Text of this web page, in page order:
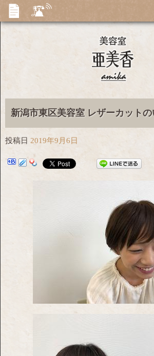
新潟市東区美容室 レザーカット
投稿日 2019年9月6日